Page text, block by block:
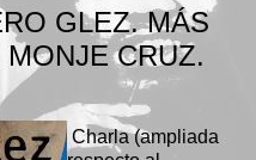
GLEZ. MÁS
CRUZ.
Charla (ampliada